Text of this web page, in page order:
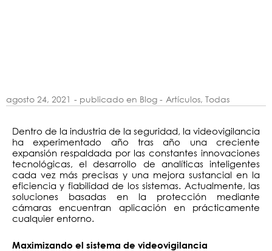
agosto 24, 2021 - publicado en Blog - Artículos, Todas
Dentro de la industria de la seguridad, la videovigilancia
ha experimentado año tras año una creciente
expansión respaldada por las constantes innovaciones
tecnológicas, el desarrollo de analíticas inteligentes
cada vez más precisas y una mejora sustancial en la
eficiencia y fiabilidad de los sistemas. Actualmente, las
soluciones basadas en la protección mediante
cámaras encuentran aplicación en prácticamente
cualquier entorno.
Maximizando el sistema de videovigilancia